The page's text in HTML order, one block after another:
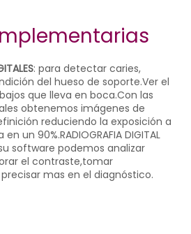
: para detectar caries,
del hueso de soporte.Ver el
que lleva en boca.Con las
obtenemos imágenes de
reduciendo la exposición a
un 90%.RADIOGRAFIA DIGITAL
software podemos analizar
el contraste,tomar
mas en el diagnóstico.